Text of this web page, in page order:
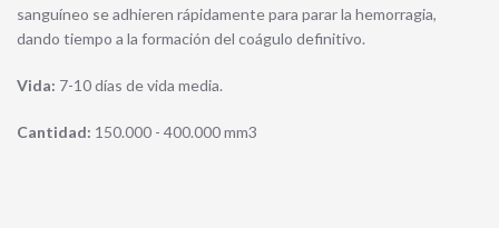
sanguíneo se adhieren rápidamente para parar la hemorragia,
dando tiempo a la formación del coágulo definitivo.
Vida: 7-10 días de vida media.
Cantidad: 150.000 - 400.000 mm3